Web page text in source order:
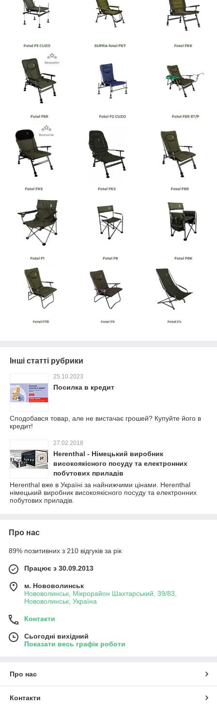
Інші статті рубрики
25.10.2023
Посилка в кредит
Сподобався товар, але не вистачає грошей? Купуйте його в
кредит!
27.02.2018
Herenthal - Німецький виробник
високоякісного посуду та електронних
побутових приладів
Herenthal вже в Україні за найнижчими цінами. Herenthal
німецький виробник високоякісного посуду та електронних
побутових приладів.
Про нас
89% позитивних з 210 відгуків за рік
Працює з 30.09.2013
м. Нововолинськ
Нововолинськ, Мікрорайон Шахтарський, 39/83,
Нововолинськ, Україна
Контакти
Сьогодні вихідний
Показати весь графік роботи
Про нас
Контакти